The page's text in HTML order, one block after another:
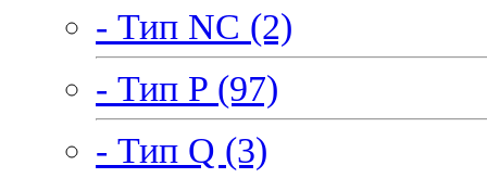
- Тип NC (2)
- Тип P (97)
- Тип Q (3)